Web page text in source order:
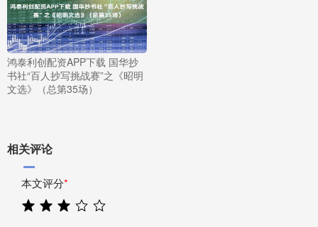
鸿泰利创配资APP下载 国华抄
书社“百人抄写挑战赛”之《昭明
文选》（总第35场）
相关评论
本文评分*